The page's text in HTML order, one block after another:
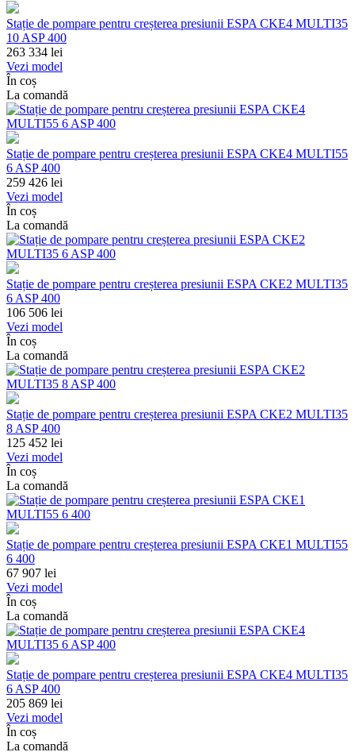
Stație de pompare pentru creșterea presiunii ESPA CKE4 MULTI35
10 ASP 400
263 334 lei
Vezi model
În coș
La comandă
Stație de pompare pentru creșterea presiunii ESPA CKE4 MULTI55
6 ASP 400
259 426 lei
Vezi model
În coș
La comandă
Stație de pompare pentru creșterea presiunii ESPA CKE2 MULTI35
6 ASP 400
106 506 lei
Vezi model
În coș
La comandă
Stație de pompare pentru creșterea presiunii ESPA CKE2 MULTI35
8 ASP 400
125 452 lei
Vezi model
În coș
La comandă
Stație de pompare pentru creșterea presiunii ESPA CKE1 MULTI55
6 400
67 907 lei
Vezi model
În coș
La comandă
Stație de pompare pentru creșterea presiunii ESPA CKE4 MULTI35
6 ASP 400
205 869 lei
Vezi model
În coș
La comandă